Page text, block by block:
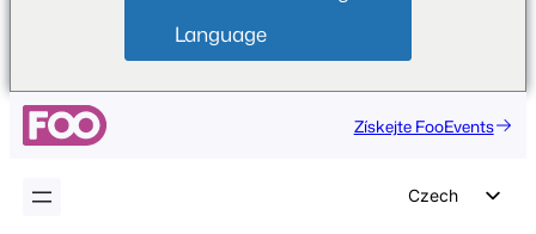
Language
Získejte FooEvents
Czech